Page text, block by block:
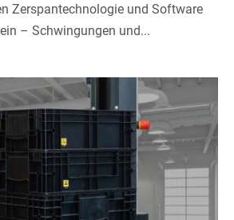
Zerspantechnologie und Software
– Schwingungen und...